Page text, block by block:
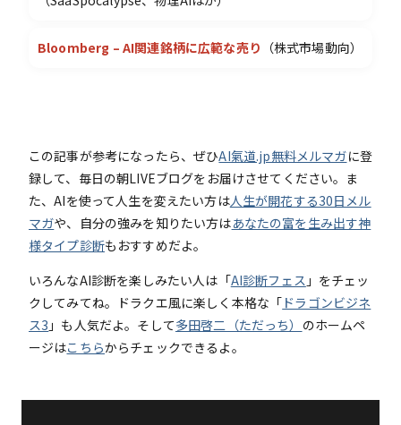
Bloomberg – AI関連銘柄に広範な売り （株式市場動向）
この記事が参考になったら、ぜひAI氣道.jp無料メルマガに登
録して、毎日の朝LIVEブログをお届けさせてください。ま
た、AIを使って人生を変えたい方は人生が開花する30日メル
マガや、自分の強みを知りたい方はあなたの富を生み出す神
様タイプ診断もおすすめだよ。
いろんなAI診断を楽しみたい人は「AI診断フェス 」をチェッ
クしてみてね。ドラクエ風に楽しく本格な「 ドラゴンビジネ
ス3 」も人気だよ。そして多田啓二（ただっち） のホームペ
ージはこちらからチェックできるよ。